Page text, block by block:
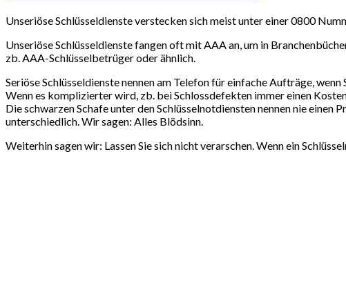
Unseriöse Schlüsseldienste verstecken sich meist unter einer 0800
Unseriöse Schlüsseldienste fangen oft mit AAA an, um in
zb. AAA-Schlüsselbetrüger oder ähnlich.
Seriöse Schlüsseldienste nennen am Telefon für einfache Aufträge,
Wenn es komplizierter wird, zb. bei Schlossdefekten immer einen
Die schwarzen Schafe unter den Schlüsselnotdiensten nennen nie einen
unterschiedlich. Wir sagen: Alles Blödsinn.
Weiterhin sagen wir: Lassen Sie sich nicht verarschen. Wenn ein